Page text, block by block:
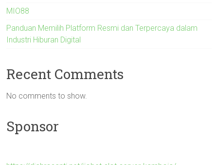
MIO88
Panduan Memilih Platform Resmi dan Terpercaya dalam
Industri Hiburan Digital
Recent Comments
No comments to show.
Sponsor